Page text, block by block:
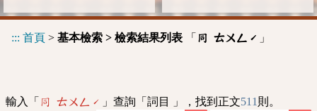
::: 首頁 > 基本檢索 > 檢索結果列表 「 同 ㄊㄨㄥˊ 」
輸入「 同 ㄊㄨㄥˊ 」查詢「詞目 」，找到正文511 則。